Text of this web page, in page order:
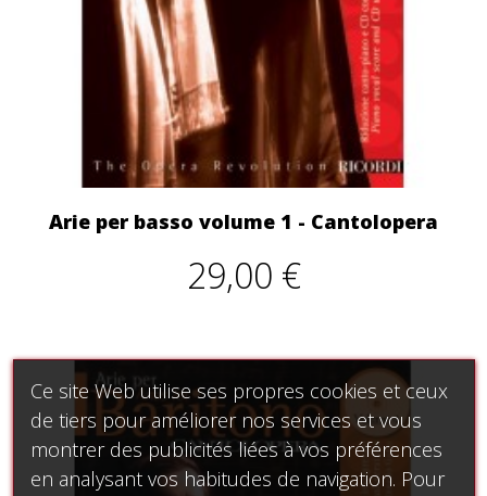
Arie per basso volume 1 - Cantolopera
29,00 €
Ce site Web utilise ses propres cookies et ceux
de tiers pour améliorer nos services et vous
montrer des publicités liées à vos préférences
en analysant vos habitudes de navigation. Pour